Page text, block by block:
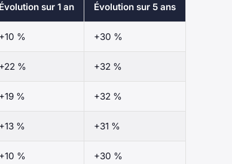
Évolution sur 1 an Évolution sur 5 ans
+10 % +30 %
+22 % +32 %
+19 % +32 %
+13 % +31 %
+10 % +30 %